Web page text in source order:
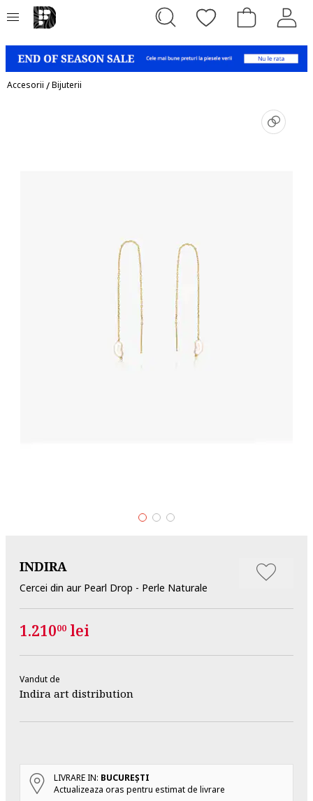
Accesorii /Bijuterii
INDIRA
Cercei din aur Pearl Drop - Perle Naturale
1.21000 lei
Vandut de
Indira art distribution
LIVRARE IN: BUCUREŞTI
Actualizeaza oras pentru estimat de livrare